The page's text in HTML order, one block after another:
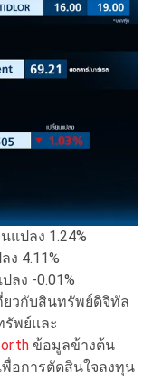
แปลง 1.24%
ง 4.11%
ลง -0.01%
ยวกับสินทรัพย์ดิจิทัล
พย์และ
ข้อมูลข้างต้น
อการตัดสินใจลงทุน